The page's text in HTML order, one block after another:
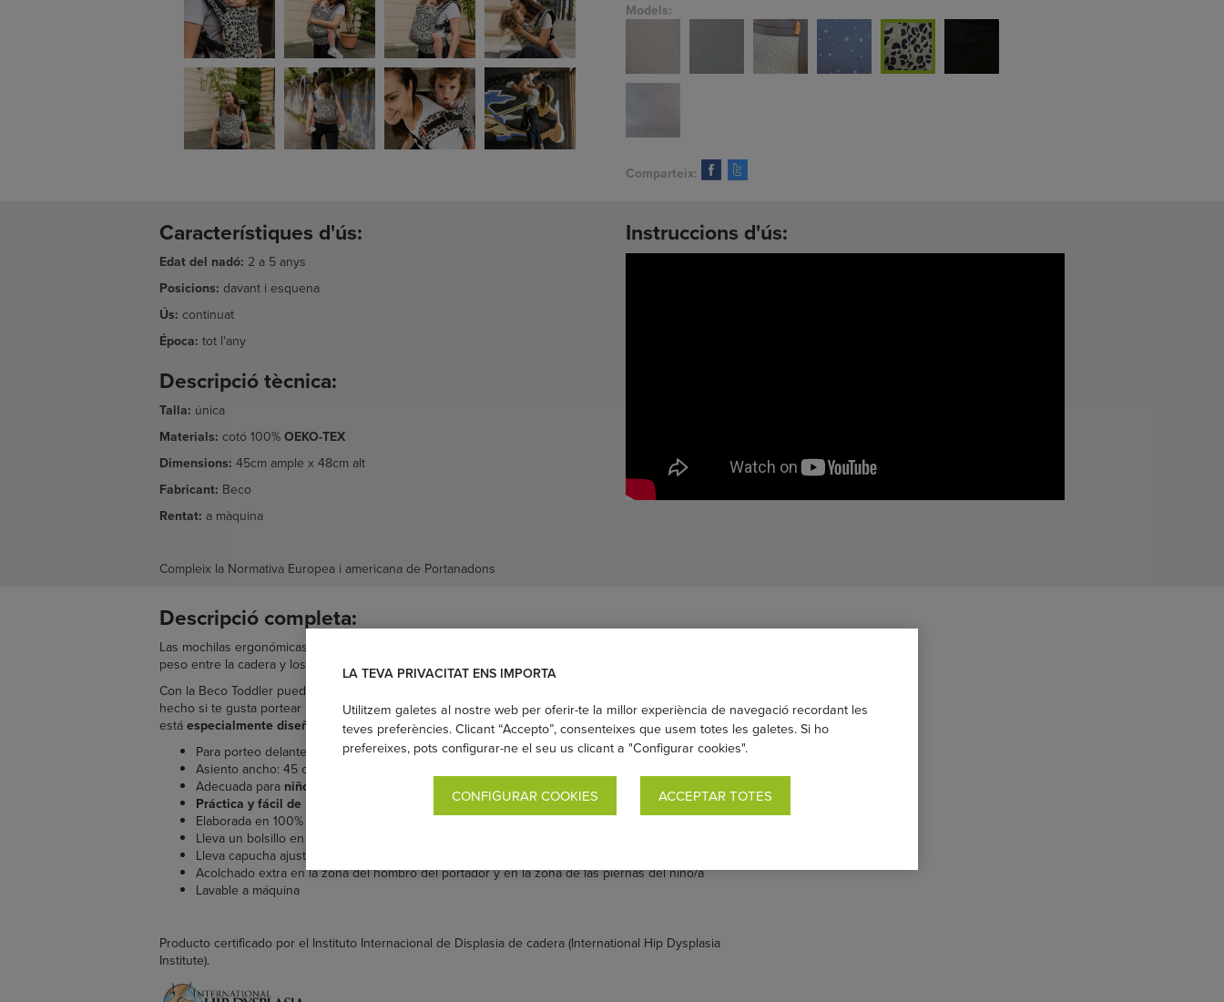
Models:
Comparteix:
Característiques d'ús:
Edat del nadó: 2 a 5 anys
Posicions: davant i esquena
Ús: continuat
Época: tot l'any
Descripció tècnica:
Talla: única
Materials: cotó 100% OEKO-TEX
Dimensions: 45cm ample x 48cm alt
Fabricant: Beco
Rentat: a màquina
Compleix la Normativa Europea i americana de Portanadons
Instruccions d'ús:
Descripció completa:
Las mochilas ergonómicas son portabebés preformados, fáciles y rápidos de colocar. Distribuyen bien el
peso entre la cadera y los hombros del portador.
Con la Beco Toddler puedes llevar cómodamente al bebé delante o a la espalda, hasta los 27kg. De
hecho si te gusta portear a tu hijo y ahora ya no es un bebé, esta mochila portabebés es ideal, ya que
está especialmente diseñada para llevar a niños grandes en posición ergonómica .
Para porteo delante y a la espalda
Asiento ancho: 45 cm ancho y 48 cm de alto
Adecuada para niños/as de 2,5 a 5 años
Práctica y fácil de usar
Elaborada en 100% algodón
Lleva un bolsillo en la zona del cinturón
Lleva capucha ajustable y extraíble
Acolchado extra en la zona del hombro del portador y en la zona de las piernas del niño/a
Lavable a máquina
Producto certificado por el Instituto Internacional de Displasia de cadera (International Hip Dysplasia
Institute).
LA TEVA PRIVACITAT ENS IMPORTA
Utilitzem galetes al nostre web per oferir-te la millor experiència de navegació recordant les
teves preferències. Clicant “Accepto”, consenteixes que usem totes les galetes. Si ho
prefereixes, pots configurar-ne el seu us clicant a "Configurar cookies".
CONFIGURAR COOKIES ACCEPTAR TOTES